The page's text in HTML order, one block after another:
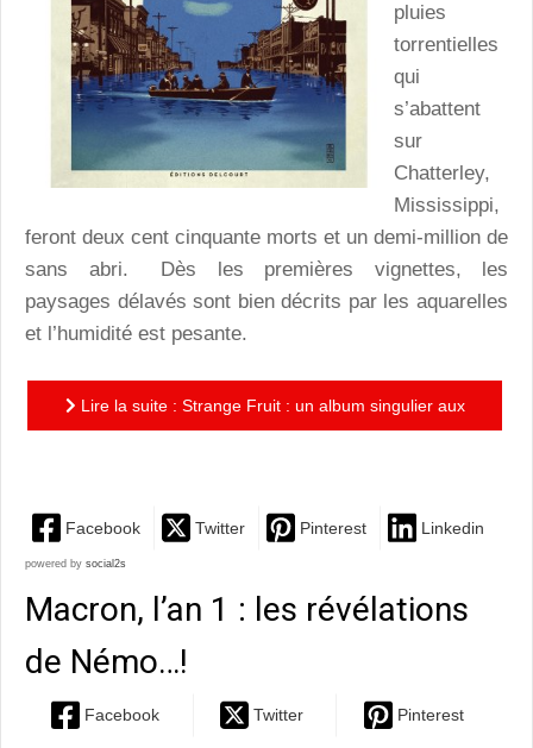
pluies
torrentielles
qui
s’abattent
sur
Chatterley,
Mississippi,
feront deux cent cinquante morts et un demi-million de
sans abri. Dès les premières vignettes, les
paysages délavés sont bien décrits par les aquarelles
et l’humidité est pesante.
Lire la suite : Strange Fruit : un album singulier aux
Facebook Twitter Pinterest Linkedin
powered by social2s
Macron, l’an 1 : les révélations
de Némo…!
Facebook Twitter Pinterest